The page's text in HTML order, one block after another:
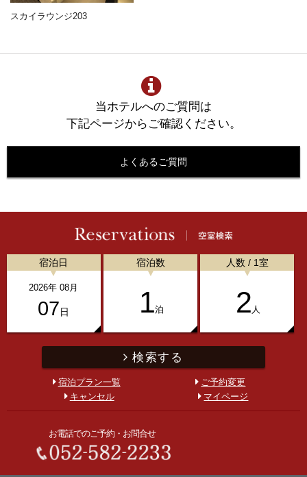
スカイラウンジ203
当ホテルへのご質問は
下記ページからご確認ください。
よくあるご質問
宿泊日
2026年08 月
07日
宿泊数
1泊
人数 / 1室
2 人
検索する
宿泊プラン一覧
ご予約変更
キャンセル
マイページ
お電話でのご予約・お問合せ